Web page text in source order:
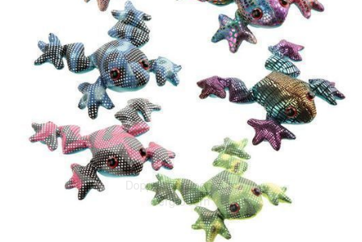
Doppelt antippen zum
vergrößern